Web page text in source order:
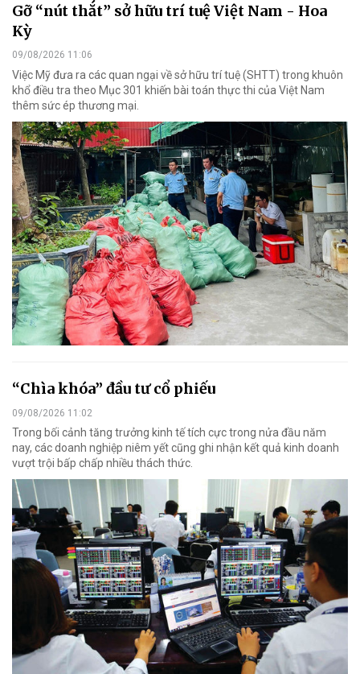
Gỡ “nút thắt” sở hữu trí tuệ Việt Nam - Hoa
Kỳ
09/08/2026 11:06
Việc Mỹ đưa ra các quan ngại về sở hữu trí tuệ (SHTT) trong khuôn
khổ điều tra theo Mục 301 khiến bài toán thực thi của Việt Nam
thêm sức ép thương mại.
“Chìa khóa” đầu tư cổ phiếu
09/08/2026 11:02
Trong bối cảnh tăng trưởng kinh tế tích cực trong nửa đầu năm
nay, các doanh nghiệp niêm yết cũng ghi nhận kết quả kinh doanh
vượt trội bấp chấp nhiều thách thức.